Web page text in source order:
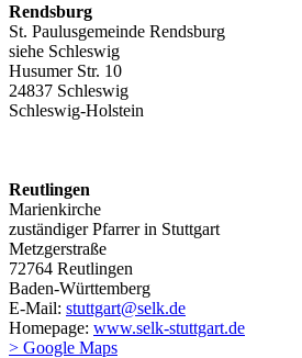
Rendsburg
St. Paulusgemeinde Rendsburg
siehe Schleswig
Husumer Str. 10
24837 Schleswig
Schleswig-Holstein
Reutlingen
Marienkirche
zuständiger Pfarrer in Stuttgart
Metzgerstraße
72764 Reutlingen
Baden-Württemberg
E-Mail: stuttgart@selk.de
Homepage: www.selk-stuttgart.de
> Google Maps